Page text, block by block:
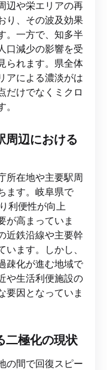
辺や栄エリアの再
り、その波及効果
。一方で、知多半
口減少の影響を受
られます。県全体
アによる濃淡がは
だけでなくミクロ
周辺における
所在地や主要駅周
ます。岐阜県で
利便性が向上
が高まっていま
近鉄沿線や主要幹
ます。しかし、
疎化が進む地域で
や生活利便施設の
要因となっていま
二極化の現状
の間で回復スピー